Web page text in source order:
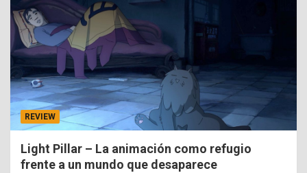
REVIEW
Light Pillar – La animación como refugio
frente a un mundo que desaparece